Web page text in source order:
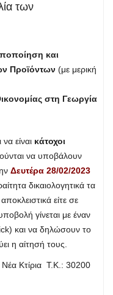
των
και
Προϊόντων (με μερική
στη Γεωργία
είναι κάτοχοι
να υποβάλουν
Δευτέρα 28/02/2023
δικαιολογητικά τα
αποκλειστικά είτε σε
γίνεται με έναν
και να δηλώσουν το
η αίτησή τους.
Κτίρια Τ.Κ.: 30200